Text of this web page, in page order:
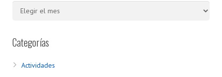
Categorías
Actividades